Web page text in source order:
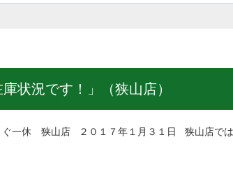
状況です！」（狭山店）
休 狭山店 ２０１７年１月３１日 狭山店では